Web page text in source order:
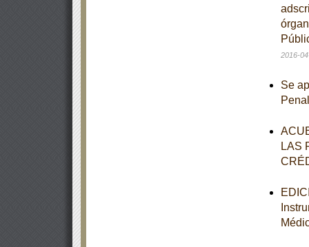
2016-
Se
LAS